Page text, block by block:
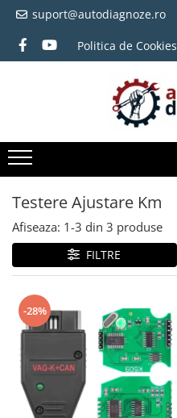
suport@autodiagnoze.ro
Politica de Cookies
Testere Ajustare Km
Afiseaza: 1-3 din 3 produse
FILTRE
-28%